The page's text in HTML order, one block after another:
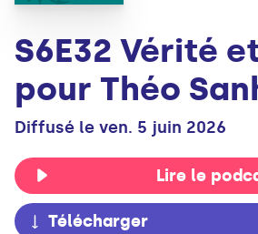
S6E32 Vérité
pour Théo
Diffusé le ven. 5 juin 2026
Lire le
Télécharger